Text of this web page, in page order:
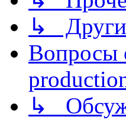
↳
Вопросы
↳